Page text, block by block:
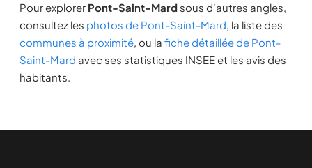
Pour explorer Pont-Saint-Mard sous d'autres angles,
consultez les photos de Pont-Saint-Mard, la liste des
communes à proximité, ou la fiche détaillée de Pont-
Saint-Mard avec ses statistiques INSEE et les avis des
habitants.